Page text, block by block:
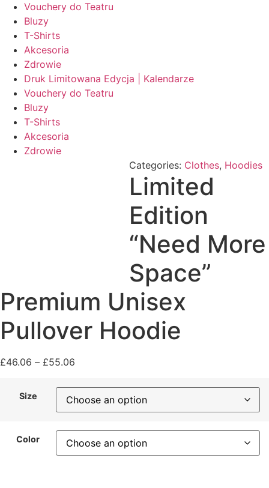
Vouchery do Teatru
Bluzy
T-Shirts
Akcesoria
Zdrowie
Druk Limitowana Edycja | Kalendarze
Vouchery do Teatru
Bluzy
T-Shirts
Akcesoria
Zdrowie
Categories: Clothes, Hoodies
Limited
Edition
“Need More
Space”
Premium Unisex
Pullover Hoodie
£46.06 – £55.06
£46.06
through
Size
Color